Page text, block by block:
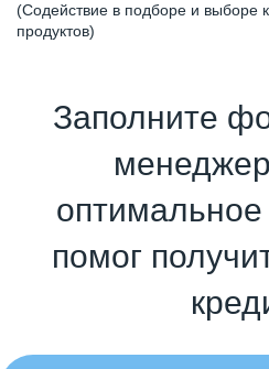
(Содействие в подборе и выборе
продуктов)
Заполните
помог